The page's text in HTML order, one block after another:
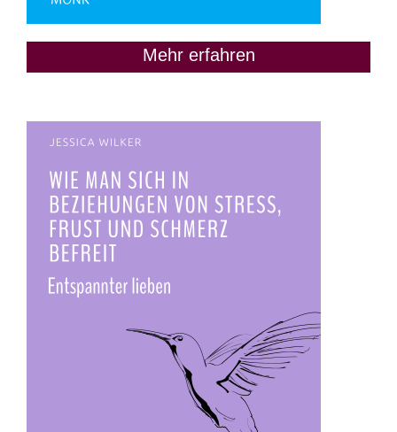
Mehr erfahren